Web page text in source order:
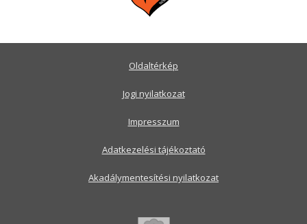
Oldaltérkép
Jogi nyilatkozat
Impresszum
Adatkezelési tájékoztató
Akadálymentesítési nyilatkozat